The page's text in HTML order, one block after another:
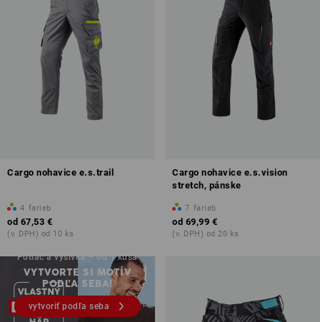
Cargo nohavice e.s.trail
4 farieb
od 67,53 €
(v. DPH) od 10 ks
Cargo nohavice e.s.vision
stretch, pánske
7 farieb
od 69,99 €
(v. DPH) od 20 ks
Potlač a výšivka – od 1 kusa
VYTVORTE SI MOTÍV
PODĽA SEBA!
vytvoriť podľa seba